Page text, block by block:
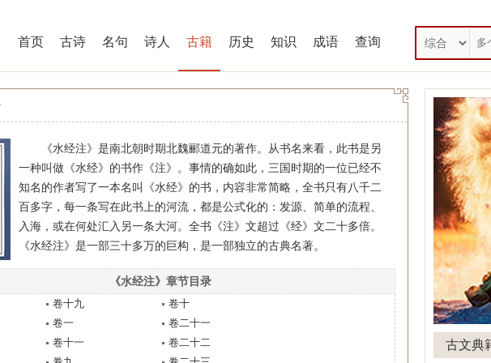
首页 古诗 名句 诗人 古籍 历史 知识 成语 查询
《水经注》是南北朝时期北魏郦道元的著作。从书名来看，此书是另
一种叫做《水经》的书作《注》。事情的确如此，三国时期的一位已经不
知名的作者写了一本名叫《水经》的书，内容非常简略，全书只有八千二
百多字，每一条写在此书上的河流，都是公式化的：发源、简单的流程、
入海，或在何处汇入另一条大河。全书《注》文超过《经》文二十多倍。
《水经注》是一部三十多万的巨构，是一部独立的古典名著。
《水经注》章节目录
卷十九
卷十
卷一
卷二十一
卷十一
卷二十二
古文典